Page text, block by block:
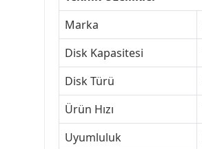
Marka
Disk Kapasitesi
Disk Türü
Ürün Hızı
Uyumluluk